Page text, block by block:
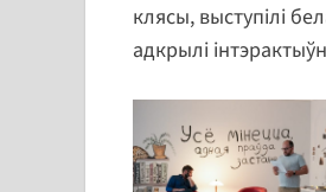
клясы, выступілі
адкрылі